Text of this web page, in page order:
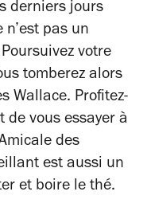
derniers jours
pas un
votre
tomberez alors
Wallace. Profitez-
de vous essayer à
des
est aussi un
et boire le thé.